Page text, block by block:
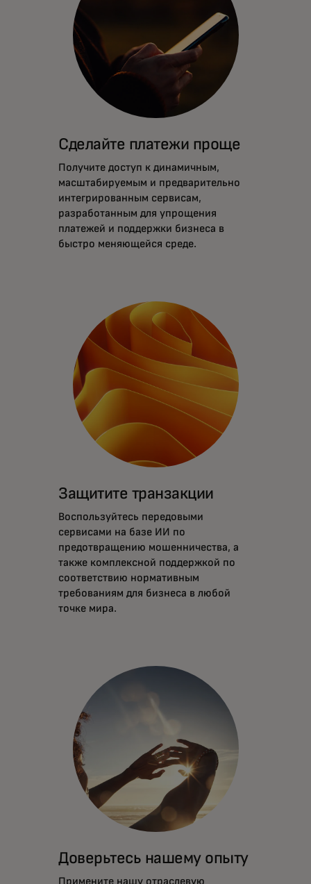
Сделайте платежи проще
Получите доступ к динамичным,
масштабируемым и предварительно
интегрированным сервисам,
разработанным для упрощения
платежей и поддержки бизнеса в
быстро меняющейся среде.
Защитите транзакции
Воспользуйтесь передовыми
сервисами на базе ИИ по
предотвращению мошенничества, а
также комплексной поддержкой по
соответствию нормативным
требованиям для бизнеса в любой
точке мира.
Доверьтесь нашему опыту
Примените нашу отраслевую